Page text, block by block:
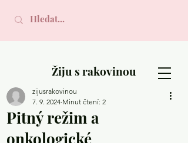
Žiju s rakovinou
Pitný režim a
onkologické
zijusrakovinou
7. 9. 2024 Minut čtení: 2